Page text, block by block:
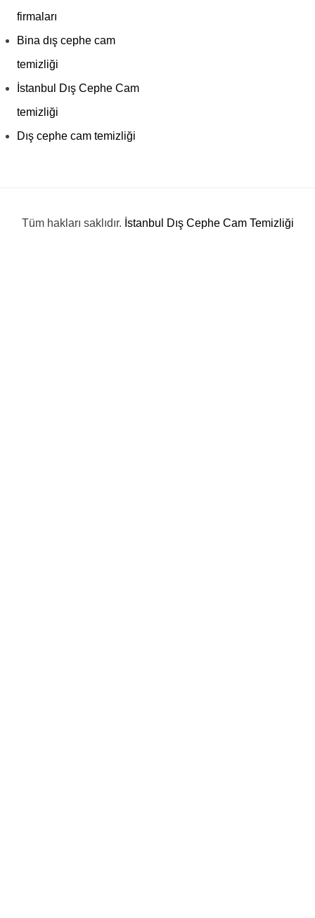
firmaları
Bina dış cephe cam
temizliği
İstanbul Dış Cephe Cam
temizliği
Dış cephe cam temizliği
Tüm hakları saklıdır. İstanbul Dış Cephe Cam Temizliği